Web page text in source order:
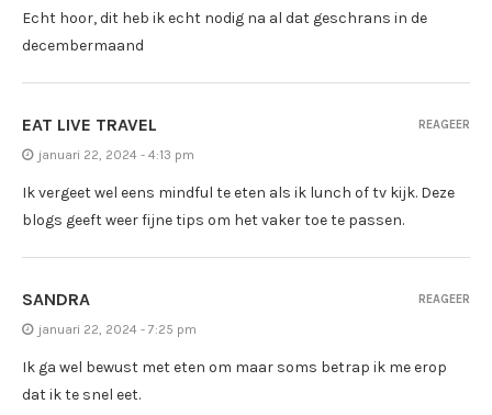
Echt hoor, dit heb ik echt nodig na al dat geschrans in de
decembermaand
EAT LIVE TRAVEL
januari 22, 2024 - 4:13 pm
Ik vergeet wel eens mindful te eten als ik lunch of tv kijk. Deze
blogs geeft weer fijne tips om het vaker toe te passen.
REAGEER
SANDRA
januari 22, 2024 - 7:25 pm
Ik ga wel bewust met eten om maar soms betrap ik me erop
dat ik te snel eet.
REAGEER